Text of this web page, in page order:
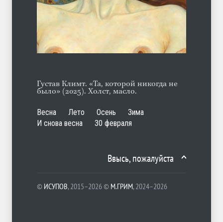
ЛЕТО 06.08.2026
Густав Климт. «Та, которой никогда не
было» (2025). Холст, масло.
Весна Лето Осень
Зима
И снова весна
30 февраля
Ввысь, пожалуйста
© ИСУПОВ, 2015–2026 © М.ГРИМ, 2024–2026